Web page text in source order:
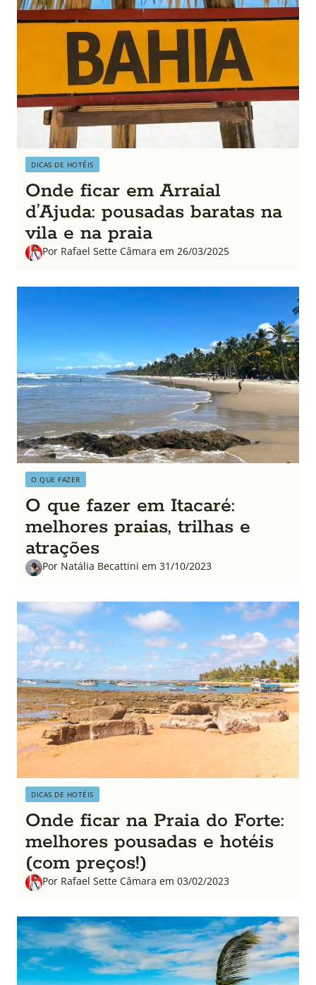
DICAS DE HOTÉIS
Onde ficar em Arraial
d’Ajuda: pousadas baratas na
vila e na praia
Por Rafael Sette Câmara em 26/03/2025
O QUE FAZER
O que fazer em Itacaré:
melhores praias, trilhas e
atrações
Por Natália Becattini em 31/10/2023
DICAS DE HOTÉIS
Onde ficar na Praia do Forte:
melhores pousadas e hotéis
(com preços!)
Por Rafael Sette Câmara em 03/02/2023